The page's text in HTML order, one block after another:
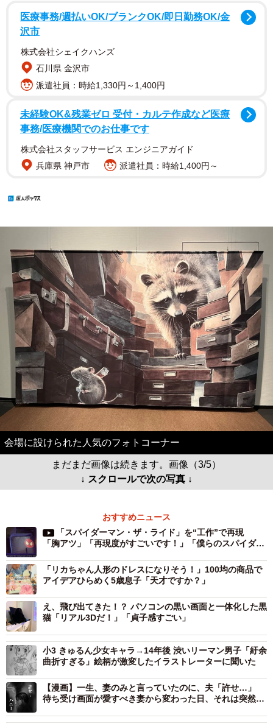
医療事務/週払いOK/ブランクOK/即日勤務OK/金
沢市
株式会社シェイクハンズ
石川県 金沢市
派遣社員：時給1,330円～1,400円
未経験OK&残業ゼロ 受付・カルテ作成など医療
事務/医療機関でのお仕事です
株式会社スタッフサービス エンジニアガイド
兵庫県 神戸市
派遣社員：時給1,400円～
会場に設けられた人気のフォトコーナー
まだまだ画像は続きます。画像（3/5）
↓ スクロールで次の写真 ↓
おすすめニュース
「スパイダーマン・ザ・ライド」を“工作”で再現
「胸アツ」「再現度がすごいです！」「僕らのスパイダー
「リカちゃん人形のドレスになりそう！」100均の商品で
アイデアひらめく5歳息子「天才ですか？」
え、飛び出てきた！？ パソコンの黒い画面と一体化した黒
猫「リアル3Dだ！」「貞子感すごい」
小3 きゅるん少女キャラ→14年後 渋いリーマン男子「紆余
曲折すぎる」絵柄が激変したイラストレーターに聞いた
【漫画】一生、妻のみと言っていたのに、夫「許せ…」
待ち受け画面が愛すべき妻から変わった日、それは突然だ